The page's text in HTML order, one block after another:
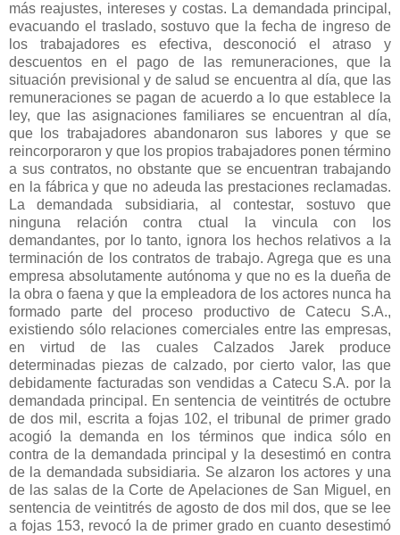
más reajustes, intereses y costas. La demandada principal,
evacuando el traslado, sostuvo que la fecha de ingreso de
los trabajadores es efectiva, desconoció el atraso y
descuentos en el pago de las remuneraciones, que la
situación previsional y de salud se encuentra al día, que las
remuneraciones se pagan de acuerdo a lo que establece la
ley, que las asignaciones familiares se encuentran al día,
que los trabajadores abandonaron sus labores y que se
reincorporaron y que los propios trabajadores ponen término
a sus contratos, no obstante que se encuentran trabajando
en la fábrica y que no adeuda las prestaciones reclamadas.
La demandada subsidiaria, al contestar, sostuvo que
ninguna relación contra ctual la vincula con los
demandantes, por lo tanto, ignora los hechos relativos a la
terminación de los contratos de trabajo. Agrega que es una
empresa absolutamente autónoma y que no es la dueña de
la obra o faena y que la empleadora de los actores nunca ha
formado parte del proceso productivo de Catecu S.A.,
existiendo sólo relaciones comerciales entre las empresas,
en virtud de las cuales Calzados Jarek produce
determinadas piezas de calzado, por cierto valor, las que
debidamente facturadas son vendidas a Catecu S.A. por la
demandada principal. En sentencia de veintitrés de octubre
de dos mil, escrita a fojas 102, el tribunal de primer grado
acogió la demanda en los términos que indica sólo en
contra de la demandada principal y la desestimó en contra
de la demandada subsidiaria. Se alzaron los actores y una
de las salas de la Corte de Apelaciones de San Miguel, en
sentencia de veintitrés de agosto de dos mil dos, que se lee
a fojas 153, revocó la de primer grado en cuanto desestimó